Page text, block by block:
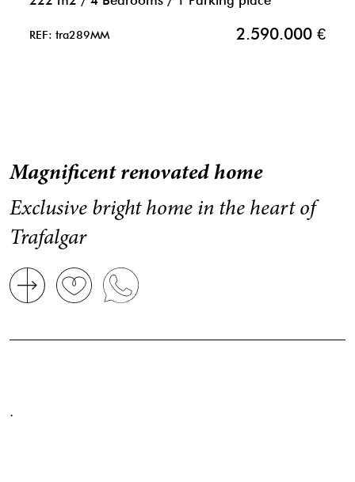
REF: tra289MM 2.590.000 €
Magnificent renovated home
Exclusive bright home in the heart of
Trafalgar
.